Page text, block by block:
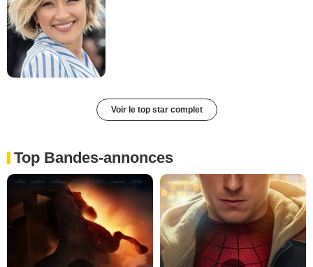
Voir le top star complet
Top Bandes-annonces